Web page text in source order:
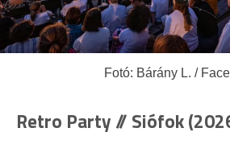
Fotó: Bárány L. /
Retro Party // Siófok